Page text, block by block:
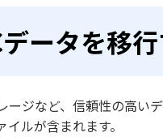
ータを移
ージなど、信頼性の高い
ルが含まれます。